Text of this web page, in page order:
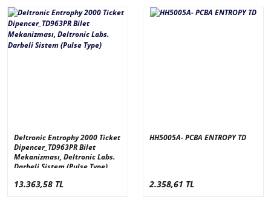
Deltronic Entrophy 2000 Ticket
Dipencer_TD963PR Bilet
Mekanizması, Deltronic Labs.
Darbeli Sistem (Pulse Type)
13.363,58 TL
HH5005A- PCBA ENTROPY TD
2.358,61 TL